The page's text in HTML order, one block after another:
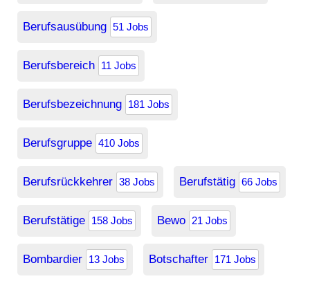
Berufsausübung 51 Jobs
Berufsbereich 11 Jobs
Berufsbezeichnung 181 Jobs
Berufsgruppe 410 Jobs
Berufsrückkehrer 38 Jobs Berufstätig 66 Jobs
Berufstätige 158 Jobs Bewo 21 Jobs
Bombardier 13 Jobs Botschafter 171 Jobs